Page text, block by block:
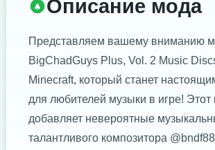
Описание мода
Представляем вашему вниманию
BigChadGuys Plus, Vol. 2 Music
Minecraft, который станет
для любителей музыки в игре! Этот
добавляет невероятные
талантливого композитора